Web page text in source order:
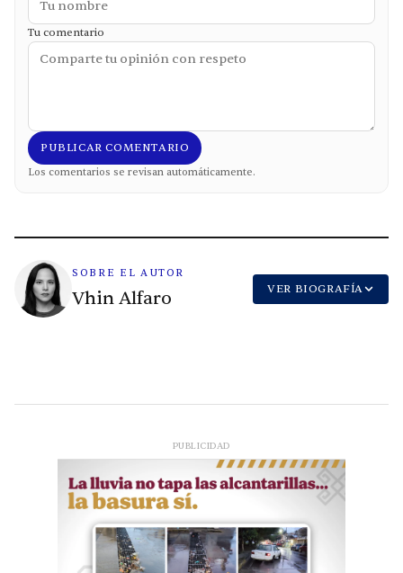
Tu comentario
PUBLICAR COMENTARIO
Los comentarios se revisan automáticamente.
SOBRE EL AUTOR
Vhin Alfaro VER BIOGRAFÍA
PUBLICIDAD